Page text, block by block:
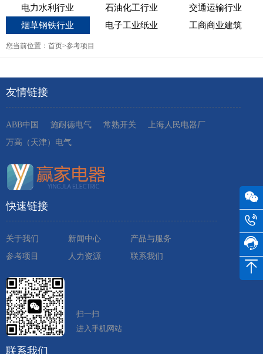
电力水利行业 石油化工行业
交通运输行业
烟草钢铁行业
电子工业纸业 工商商业建筑
您当前位置： 首页>参考项目
友情链接
ABB中国 施耐德电气 常熟开关
上海人民电器厂
万高（天津）电气
快速链接
关于我们 新闻中心
产品与服务
参考项目
人力资源 联系我们
扫一扫
进入手机网站
联系我们